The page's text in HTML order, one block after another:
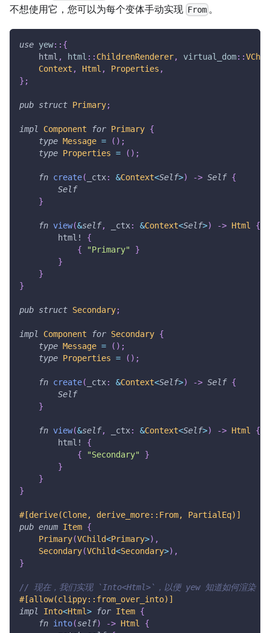
不想使用它，您可以为每个变体手动实现 From 。
use yew:: {
    html
, html :: ChildrenRenderer, virtual_dom::
Context , Html , Properties ,
} ;
pub struct Primary;
impl Component for Primary {
type Message = ( ) ;
type Properties = ( ) ;
fn create( _ctx: &Context<Self>) -> Self {
Self
}
fn view(&self, _ctx: &Context<Self>) -> Html
{
html!
{
{
"Primary"
}
}
}
}
pub struct Secondary;
impl Component for Secondary {
type Message = ( ) ;
type Properties = ( ) ;
fn create( _ctx: &Context<Self>) -> Self {
Self
}
fn view(&self, _ctx: &Context<Self>) -> Html
{
html!
{
{
"Secondary"
}
}
}
}
#[derive(Clone, derive_more::From, PartialEq)]
pub enum Item {
Primary(VChild<Primary>) ,
Secondary(VChild<Secondary>) ,
}
// 现在，我们实现 `Into<Html>`，以便 yew 知道如何渲染
#[allow(clippy::from_over_into)]
impl
Into<Html> for Item {
fn into(self) -> Html
{